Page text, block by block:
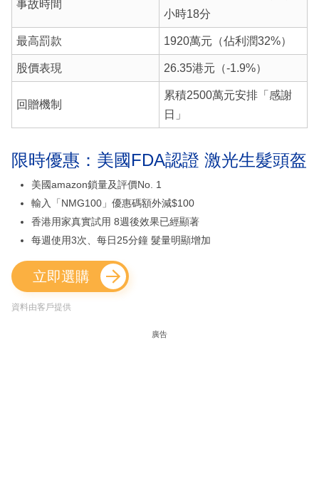
事故時間
小時18分
最高罰款 1920萬元（佔利潤32%）
股價表現 26.35港元（-1.9%）
回贈機制
累積2500萬元安排「感謝
日」
限時優惠：美國FDA認證 激光生髮頭盔
美國amazon鎖量及評價No. 1
輸入「NMG100」優惠碼額外減$100
香港用家真實試用 8週後效果已經顯著
每週使用3次、每日25分鐘 髮量明顯增加
立即選購
資料由客戶提供
廣告